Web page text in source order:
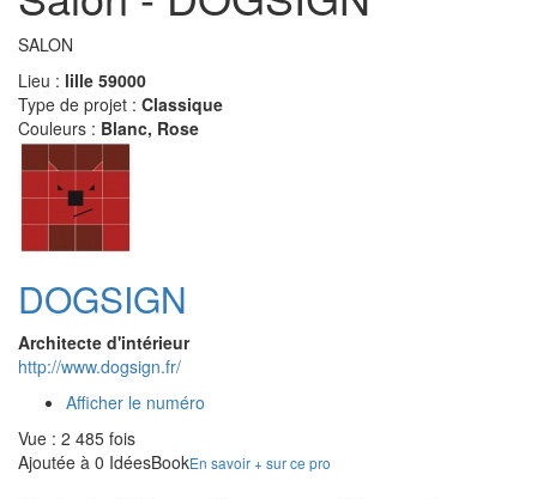
SALON
Lieu : lille 59000
Type de projet : Classique
Couleurs : Blanc, Rose
DOGSIGN
Architecte d'intérieur
http://www.dogsign.fr/
Afficher le numéro
Vue : 2 485 fois
Ajoutée à 0 IdéesBookEn savoir + sur ce pro